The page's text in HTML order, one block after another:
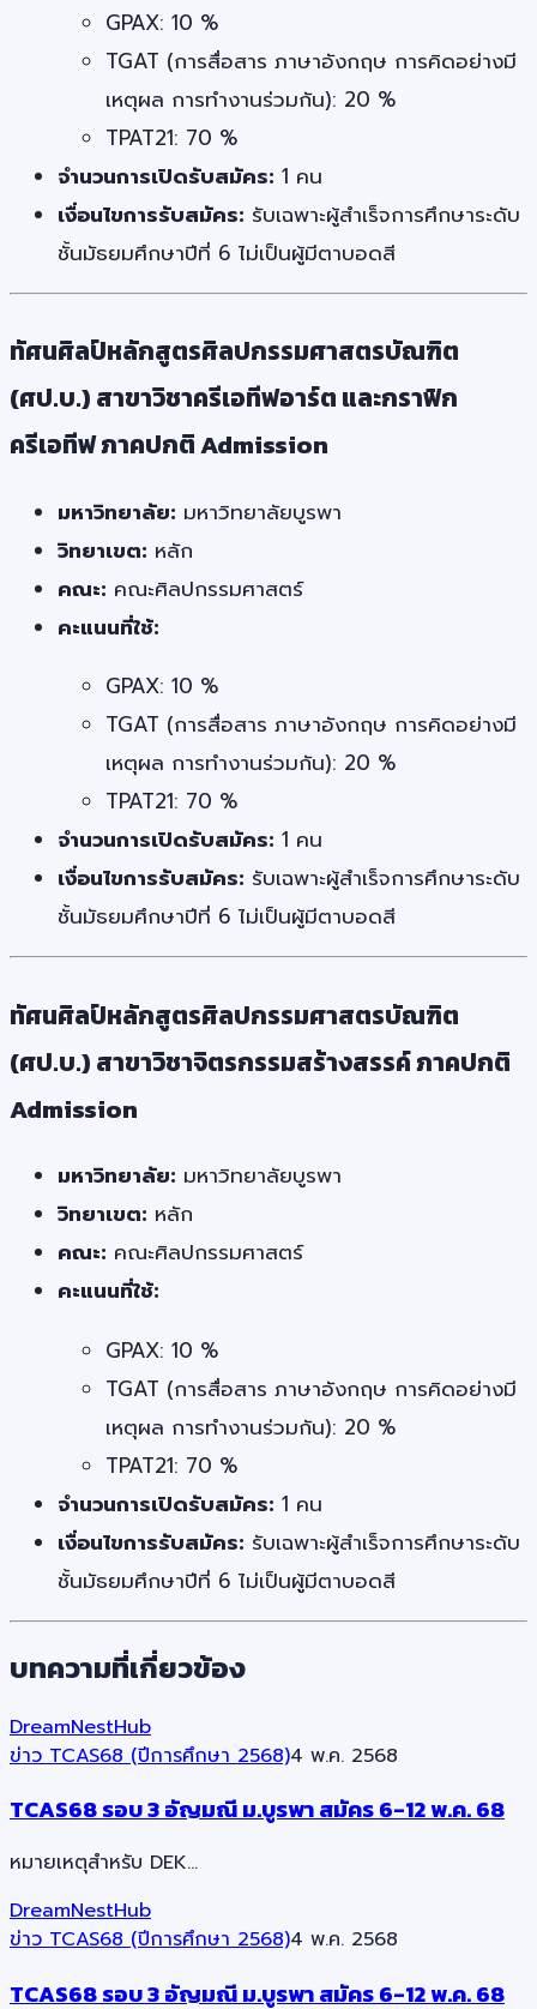
GPAX: 10 %
TGAT (การสื่อสาร ภาษาอังกฤษ การคิดอย่างมี
เหตุผล การทำงานร่วมกัน): 20 %
TPAT21: 70 %
จำนวนการเปิดรับสมัคร: 1 คน
เงื่อนไขการรับสมัคร: รับเฉพาะผู้สำเร็จการศึกษาระดับ
ชั้นมัธยมศึกษาปีที่ 6 ไม่เป็นผู้มีตาบอดสี
ทัศนศิลป์หลักสูตรศิลปกรรมศาสตรบัณฑิต
(ศป.บ.) สาขาวิชาครีเอทีฟอาร์ต และกราฟิก
ครีเอทีฟ ภาคปกติ Admission
มหาวิทยาลัย: มหาวิทยาลัยบูรพา
วิทยาเขต: หลัก
คณะ: คณะศิลปกรรมศาสตร์
คะแนนที่ใช้:
GPAX: 10 %
TGAT (การสื่อสาร ภาษาอังกฤษ การคิดอย่างมี
เหตุผล การทำงานร่วมกัน): 20 %
TPAT21: 70 %
จำนวนการเปิดรับสมัคร: 1 คน
เงื่อนไขการรับสมัคร: รับเฉพาะผู้สำเร็จการศึกษาระดับ
ชั้นมัธยมศึกษาปีที่ 6 ไม่เป็นผู้มีตาบอดสี
ทัศนศิลป์หลักสูตรศิลปกรรมศาสตรบัณฑิต
(ศป.บ.) สาขาวิชาจิตรกรรมสร้างสรรค์ ภาคปกติ
Admission
มหาวิทยาลัย: มหาวิทยาลัยบูรพา
วิทยาเขต: หลัก
คณะ: คณะศิลปกรรมศาสตร์
คะแนนที่ใช้:
GPAX: 10 %
TGAT (การสื่อสาร ภาษาอังกฤษ การคิดอย่างมี
เหตุผล การทำงานร่วมกัน): 20 %
TPAT21: 70 %
จำนวนการเปิดรับสมัคร: 1 คน
เงื่อนไขการรับสมัคร: รับเฉพาะผู้สำเร็จการศึกษาระดับ
ชั้นมัธยมศึกษาปีที่ 6 ไม่เป็นผู้มีตาบอดสี
บทความที่เกี่ยวข้อง
DreamNestHub
ข่าว TCAS68 (ปีการศึกษา 2568)4 พ.ค. 2568
TCAS68 รอบ 3 อัญมณี ม.บูรพา สมัคร 6-12 พ.ค. 68
หมายเหตุสำหรับ DEK…
DreamNestHub
ข่าว TCAS68 (ปีการศึกษา 2568)4 พ.ค. 2568
TCAS68 รอบ 3 อัญมณี ม.บูรพา สมัคร 6-12 พ.ค. 68